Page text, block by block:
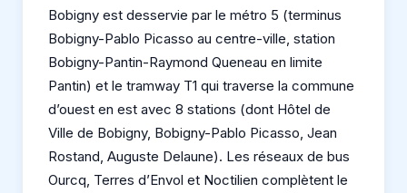
Bobigny est desservie par le métro 5 (terminus
Bobigny-Pablo Picasso au centre-ville, station
Bobigny-Pantin-Raymond Queneau en limite
Pantin) et le tramway T1 qui traverse la commune
d’ouest en est avec 8 stations (dont Hôtel de
Ville de Bobigny, Bobigny-Pablo Picasso, Jean
Rostand, Auguste Delaune). Les réseaux de bus
Ourcq, Terres d’Envol et Noctilien complètent le